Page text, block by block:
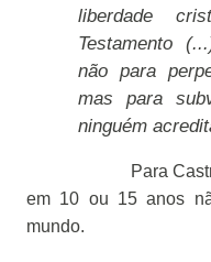
liberdade
Testamento
não para
mas para
ninguém
Para
em 10 ou 15 anos
mundo.